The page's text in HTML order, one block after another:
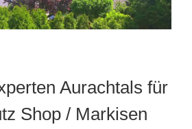
Aurachtals für
Shop / Markisen